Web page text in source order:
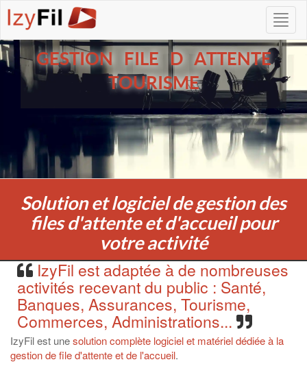
GESTION FILE D ATTENTE
TOURISME
Solution et logiciel de gestion des
files d'attente et d'accueil pour
votre activité
IzyFil est adaptée à de nombreuses
activités recevant du public : Santé,
Banques, Assurances, Tourisme,
Commerces, Administrations...
IzyFil est unesolution complète logiciel et matériel dédiée à la
gestion de file d'attente et de l'accueil.